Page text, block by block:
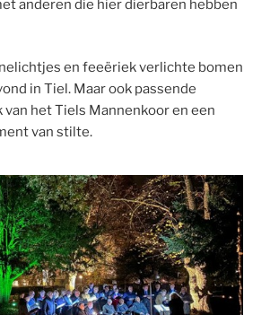
anderen die hier dierbaren hebben
en feeëriek verlichte bomen
in Tiel. Maar ook passende
van het Tiels Mannenkoor en een
van stilte.